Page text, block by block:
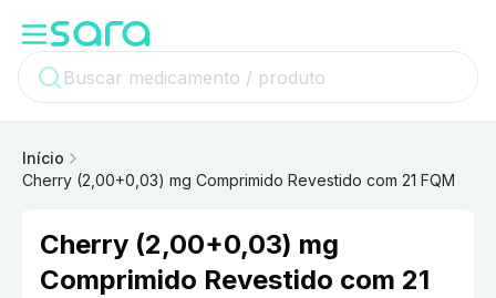
Início
Cherry (2,00+0,03) mg Comprimido Revestido com 21 FQM
Cherry (2,00+0,03) mg
Comprimido Revestido com 21